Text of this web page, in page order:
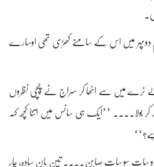
دوپہر میں اس کے سامنے کھڑی تھی اوسارے
ٹرے میں سے اٹھا کر سراج نے چپچی نظروں
کر بولا.... ’’ایک ہی سانس میں اتنا کچھ کہہ
ہے؟‘‘
سات سو سات صابن.... تین پان سادہ، چار